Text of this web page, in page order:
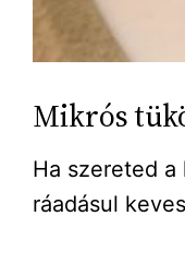
Mikrós
Ha szereted
ráadásul